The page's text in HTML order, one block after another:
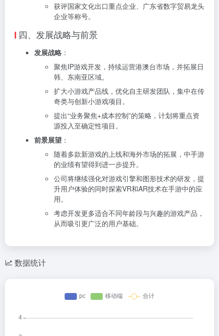
获评国家文化出口重点企业、广东省数字贸易龙头
企业等称号。
四、发展战略与前景
发展战略 ：
聚焦IP游戏开发，持续运营港澳台市场，并拓展日
韩、东南亚区域。
扩大小游戏产品线，优化自主研发团队，集中在传
奇类与创新小游戏项目。
提出“业务聚焦+成本控制”的策略，计划将重点资
源投入至确定性项目。
前景展望 ：
随着多款新游戏的上线和海外市场的拓展，中手游
的业绩有望得到进一步提升。
公司将继续强化对游戏引擎和图形技术的研发，提
升用户体验的同时探索VR和AR技术在手游中的应
用。
考虑开发更多适合不同年龄段与兴趣的游戏产品，
从而吸引更广泛的用户基础。
数据统计